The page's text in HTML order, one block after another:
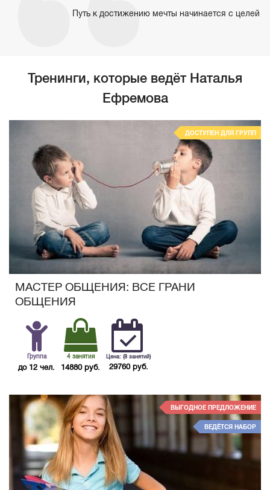
Путь к достижению мечты начинается с целей
Тренинги, которые ведёт Наталья
Ефремова
МАСТЕР ОБЩЕНИЯ: ВСЕ ГРАНИ
ОБЩЕНИЯ
Группа
до 12 чел.
4 занятия
14880 руб.
Цена: (8 занятий)
29760 руб.
ДОСТУПЕН ДЛЯ ГРУПП
ВЫГОДНОЕ ПРЕДЛОЖЕНИЕ
ВЕДЁТСЯ НАБОР